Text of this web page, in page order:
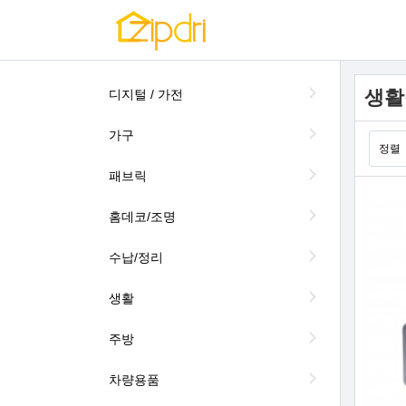
디지털 / 가전
가구
패브릭
홈데코/조명
수납/정리
생활
주방
차량용품
생
정렬